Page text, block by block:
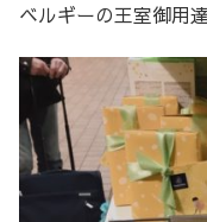
ベルギーの王室御用